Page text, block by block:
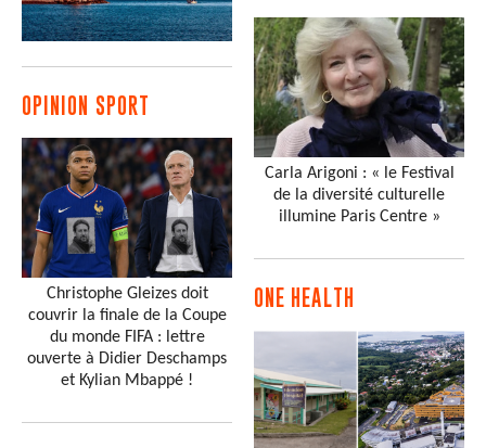
OPINION SPORT
Christophe Gleizes doit
couvrir la finale de la Coupe
du monde FIFA : lettre
ouverte à Didier Deschamps
et Kylian Mbappé !
Carla Arigoni : « le Festival
de la diversité culturelle
illumine Paris Centre »
ONE HEALTH